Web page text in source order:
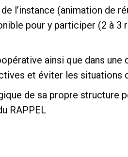
l’instance (animation de
pour y participer (2 à 3
ainsi que dans
et éviter les situations
de sa propre structure
RAPPEL